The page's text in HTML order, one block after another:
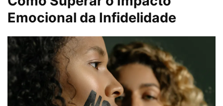
Emocional da Infidelidade